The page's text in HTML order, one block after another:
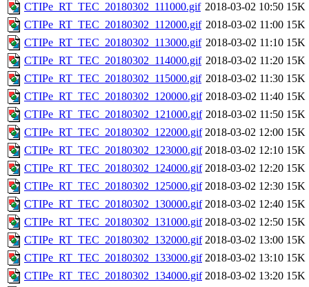
CTIPe_RT_TEC_20180302_111000.gif 2018-03-02 10:50 15K
CTIPe_RT_TEC_20180302_112000.gif 2018-03-02 11:00 15K
CTIPe_RT_TEC_20180302_113000.gif 2018-03-02 11:10 15K
CTIPe_RT_TEC_20180302_114000.gif 2018-03-02 11:20 15K
CTIPe_RT_TEC_20180302_115000.gif 2018-03-02 11:30 15K
CTIPe_RT_TEC_20180302_120000.gif 2018-03-02 11:40 15K
CTIPe_RT_TEC_20180302_121000.gif 2018-03-02 11:50 15K
CTIPe_RT_TEC_20180302_122000.gif 2018-03-02 12:00 15K
CTIPe_RT_TEC_20180302_123000.gif 2018-03-02 12:10 15K
CTIPe_RT_TEC_20180302_124000.gif 2018-03-02 12:20 15K
CTIPe_RT_TEC_20180302_125000.gif 2018-03-02 12:30 15K
CTIPe_RT_TEC_20180302_130000.gif 2018-03-02 12:40 15K
CTIPe_RT_TEC_20180302_131000.gif 2018-03-02 12:50 15K
CTIPe_RT_TEC_20180302_132000.gif 2018-03-02 13:00 15K
CTIPe_RT_TEC_20180302_133000.gif 2018-03-02 13:10 15K
CTIPe_RT_TEC_20180302_134000.gif 2018-03-02 13:20 15K